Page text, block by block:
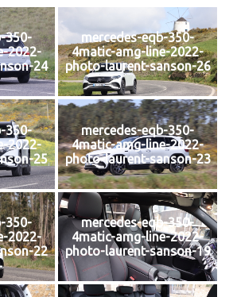
350-
2022-
24
mercedes-eqb-350-
4matic-amg-line-2022-
photo-laurent-sanson-26
350-
2022-
25
mercedes-eqb-350-
4matic-amg-line-2022-
photo-laurent-sanson-23
350-
2022-
22
mercedes-eqb-350-
4matic-amg-line-2022-
photo-laurent-sanson-19